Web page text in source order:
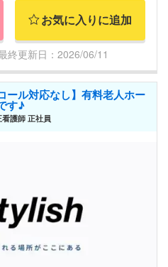
お気に入りに追加
更新日：2026/06/11
ル対応なし】有料老人ホー
す♪
護師 正社員